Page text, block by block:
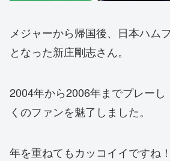
メジャーから帰国後、日本ハム
となった新庄剛志さん。
2004年から2006年までプレーし
くのファンを魅了しました。
年を重ねてもカッコイイですね！